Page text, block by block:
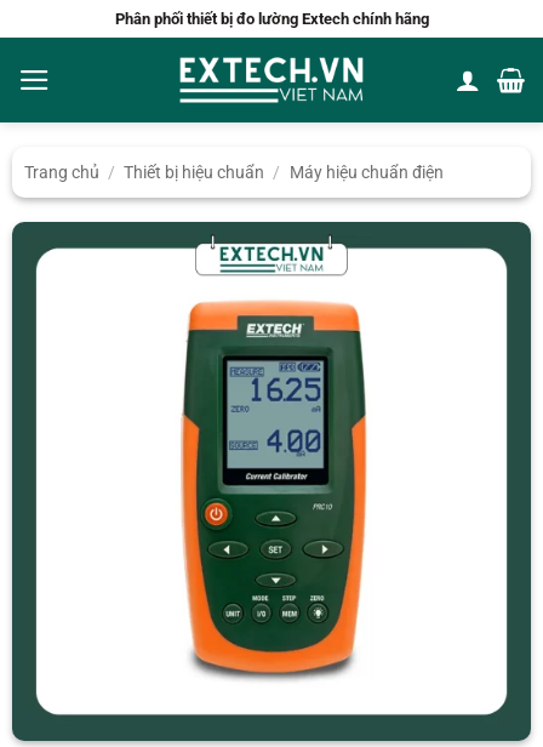
nội
dung
Phân phối thiết bị đo lường Extech chính hãng
Trang chủ / Thiết bị hiệu chuẩn / Máy hiệu chuẩn điện